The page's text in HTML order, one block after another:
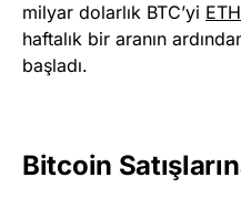
milyar dolarlık BTC’yi
haftalık bir aranın
başladı.
Bitcoin